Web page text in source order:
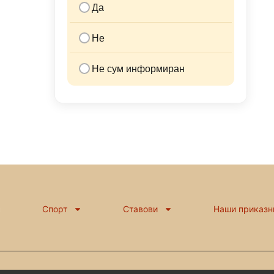
Да
Не
Не сум информиран
Спорт Ставови Наши